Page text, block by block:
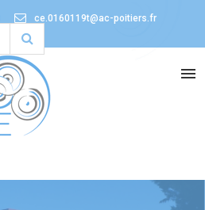
ce.0160119t@ac-poitiers.fr